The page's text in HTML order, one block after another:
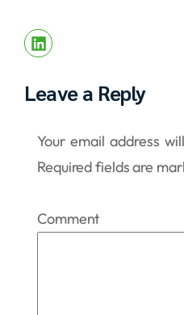
Leave a Reply
Your email address
Required fields are